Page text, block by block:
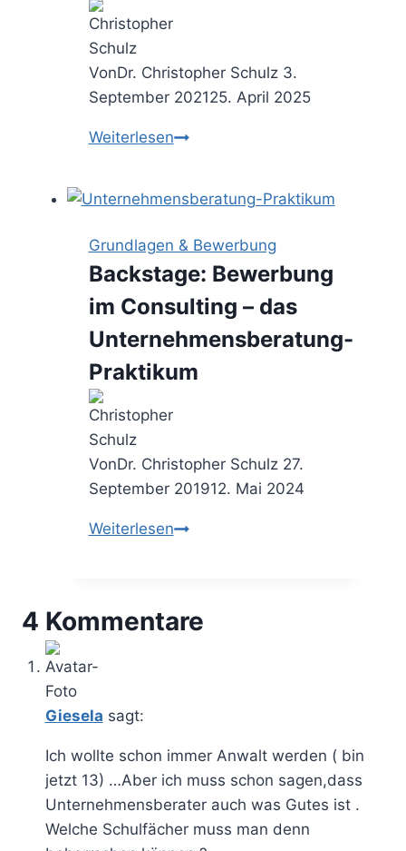
VonDr. Christopher Schulz 3.
September 202125. April 2025
WeiterlesenDienstreise
für
die
Vorbereitung
des
Business
Grundlagen & Bewerbung
Backstage: Bewerbung
im Consulting – das
Unternehmensberatung-
Praktikum
VonDr. Christopher Schulz 27.
September 201912. Mai 2024
WeiterlesenBackstage:
–
4 Kommentare
Giesela sagt:
Ich wollte schon immer Anwalt werden ( bin
jetzt 13) …Aber ich muss schon sagen,dass
Unternehmensberater auch was Gutes ist .
Welche Schulfächer muss man denn